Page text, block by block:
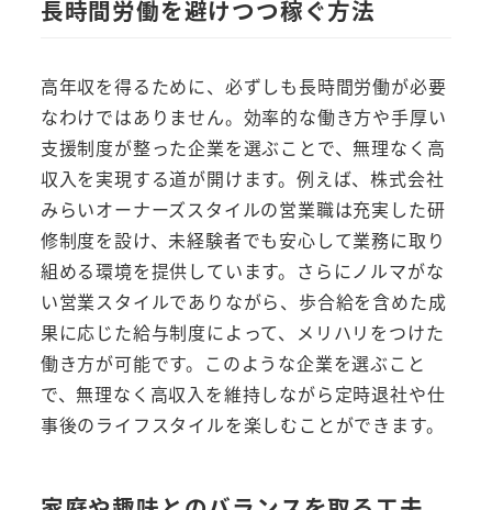
長時間労働を避けつつ稼ぐ方法
高年収を得るために、必ずしも長時間労働が必要
なわけではありません。効率的な働き方や手厚い
支援制度が整った企業を選ぶことで、無理なく高
収入を実現する道が開けます。例えば、株式会社
みらいオーナーズスタイルの営業職は充実した研
修制度を設け、未経験者でも安心して業務に取り
組める環境を提供しています。さらにノルマがな
い営業スタイルでありながら、歩合給を含めた成
果に応じた給与制度によって、メリハリをつけた
働き方が可能です。このような企業を選ぶこと
で、無理なく高収入を維持しながら定時退社や仕
事後のライフスタイルを楽しむことができます。